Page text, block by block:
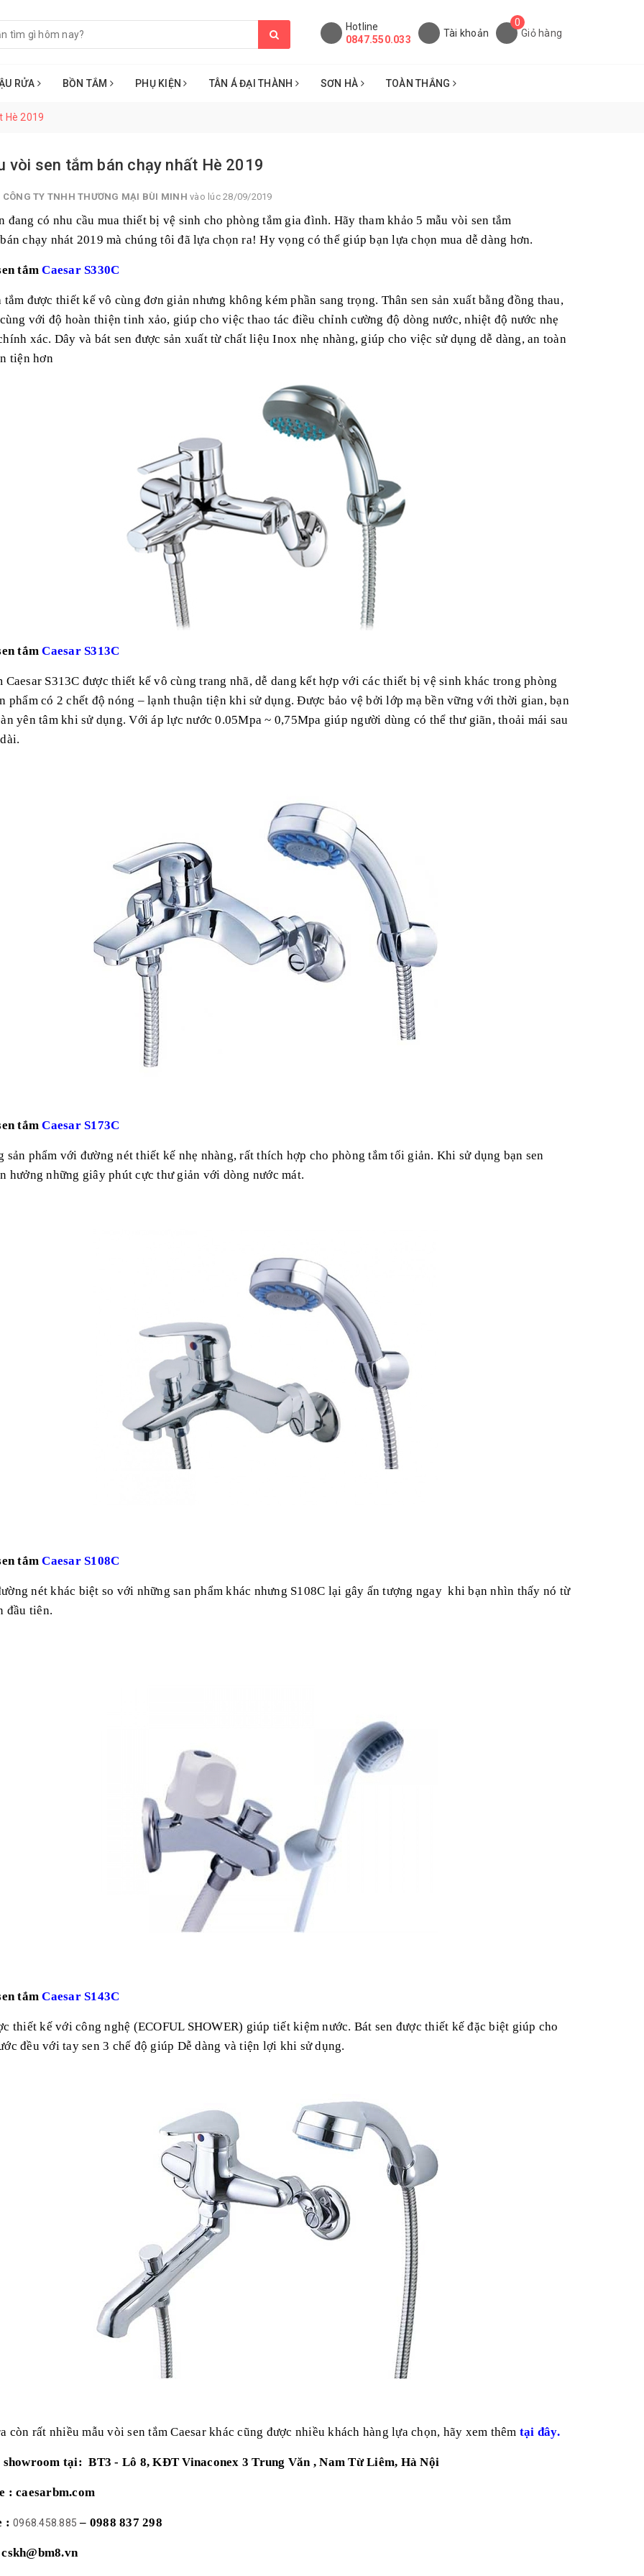
Hotline
0847.550.033
Tài khoản
0
Giỏ hàng
RỬA BỒN TẮM PHỤ KIỆN TÂN Á ĐẠI THÀNH SƠN HÀ TOÀN THẮNG
Hè 2019
vòi sen tắm bán chạy nhất Hè 2019
CÔNG TY TNHH THƯƠNG MẠI BÙI MINH vào lúc 28/09/2019
đang có nhu cầu mua thiết bị vệ sinh cho phòng tắm gia đình. Hãy tham khảo 5 mẫu vòi sen tắm
bán chạy nhát 2019 mà chúng tôi đã lựa chọn ra! Hy vọng có thể giúp bạn lựa chọn mua dễ dàng hơn.
tắmCaesar S330C
tắm được thiết kế vô cùng đơn giản nhưng không kém phần sang trọng. Thân sen sản xuất bằng đồng thau,
với độ hoàn thiện tinh xảo, giúp cho việc thao tác điều chỉnh cường độ dòng nước, nhiệt độ nước nhẹ
xác. Dây và bát sen được sản xuất từ chất liệu Inox nhẹ nhàng, giúp cho việc sử dụng dễ dàng, an toàn
tiện hơn
tắmCaesar S313C
Caesar S313C được thiết kế vô cùng trang nhã, dễ dang kết hợp với các thiết bị vệ sinh khác trong phòng
phẩm có 2 chết độ nóng – lạnh thuận tiện khi sử dụng. Được bảo vệ bởi lớp mạ bền vững với thời gian, bạn
yên tâm khi sử dụng. Với áp lực nước 0.05Mpa ~ 0,75Mpa giúp người dùng có thể thư giãn, thoải mái sau
tắmCaesar S173C
sản phẩm với đường nét thiết kế nhẹ nhàng, rất thích hợp cho phòng tắm tối giản. Khi sử dụng bạn sen
hưởng những giây phút cực thư giản với dòng nước mát.
tắmCaesar S108C
nét khác biệt so với những san phẩm khác nhưng S108C lại gây ấn tượng ngay khi bạn nhìn thấy nó từ
đầu tiên.
tắmCaesar S143C
thiết kế với công nghệ (ECOFUL SHOWER) giúp tiết kiệm nước. Bát sen được thiết kế đặc biệt giúp cho
đều với tay sen 3 chế độ giúp Dễ dàng và tiện lợi khi sử dụng.
còn rất nhiều mẫu vòi sen tắm Caesar khác cũng được nhiều khách hàng lựa chọn, hãy xem thêm tại đây.
tại: BT3 - Lô 8, KĐT Vinaconex 3 Trung Văn , Nam Từ Liêm, Hà Nội
: caesarbm.com
: 0968.458.885 – 0988 837 298